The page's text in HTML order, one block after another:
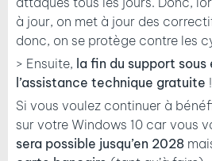
à jour, on met à jour des
donc, on se protège contre les
> Ensuite, la fin du support
l’assistance technique gratuite !
Si vous voulez continuer à
sur votre Windows 10 car vous
sera possible jusqu’en 2028